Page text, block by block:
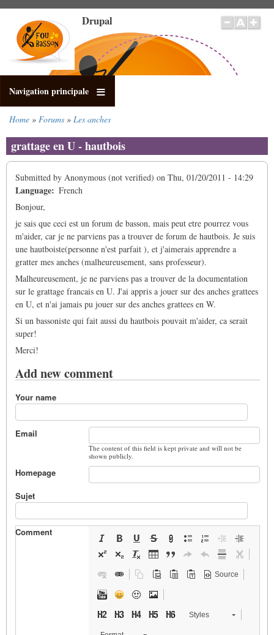
main
content
Drupal
Navigation principale
Home Forums Les anches
grattage en U - hautbois
Submitted by Anonymous (not verified) on Thu, 01/20/2011 - 14:29
Language
French
Bonjour,
je sais que ceci est un forum de basson, mais peut etre pourrez vous
m'aider, car je ne parviens pas a trouver de forum de hautbois. Je suis
une hautboiste(personne n'est parfait ), et j'aimerais apprendre a
gratter mes anches (malheureusement, sans professeur).
Malheureusement, je ne parviens pas a trouver de la documentation
sur le grattage francais en U. J'ai appris a jouer sur des anches grattees
en U, et n'ai jamais pu jouer sur des anches grattees en W.
Si un bassoniste qui fait aussi du hautbois pouvait m'aider, ca serait
super!
Merci!
Add new comment
Your name
Email
The content of this field is kept private and will not be
shown publicly.
Homepage
Sujet
Comment
Source
Styles